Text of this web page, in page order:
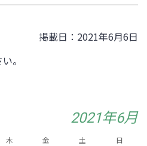
掲載日：2021年6月6日
。
2021年6月
木 金 土 日